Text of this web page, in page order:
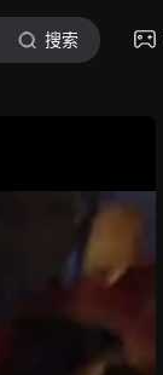
搜索